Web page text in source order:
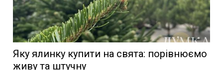
Яку ялинку купити на свята: порівнюємо
живу та штучну